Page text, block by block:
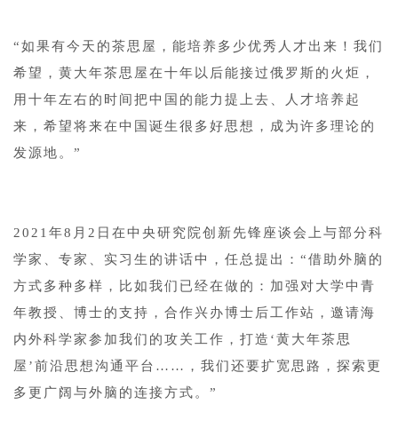
“如果有今天的茶思屋，能培养多少优秀人才出来！我们
希望，黄大年茶思屋在十年以后能接过俄罗斯的火炬，
用十年左右的时间把中国的能力提上去、人才培养起
来，希望将来在中国诞生很多好思想，成为许多理论的
发源地。”
2021年8月2日在中央研究院创新先锋座谈会上与部分科
学家、专家、实习生的讲话中，任总提出：“借助外脑的
方式多种多样，比如我们已经在做的：加强对大学中青
年教授、博士的支持，合作兴办博士后工作站，邀请海
内外科学家参加我们的攻关工作，打造‘黄大年茶思
屋’前沿思想沟通平台……，我们还要扩宽思路，探索更
多更广阔与外脑的连接方式。”